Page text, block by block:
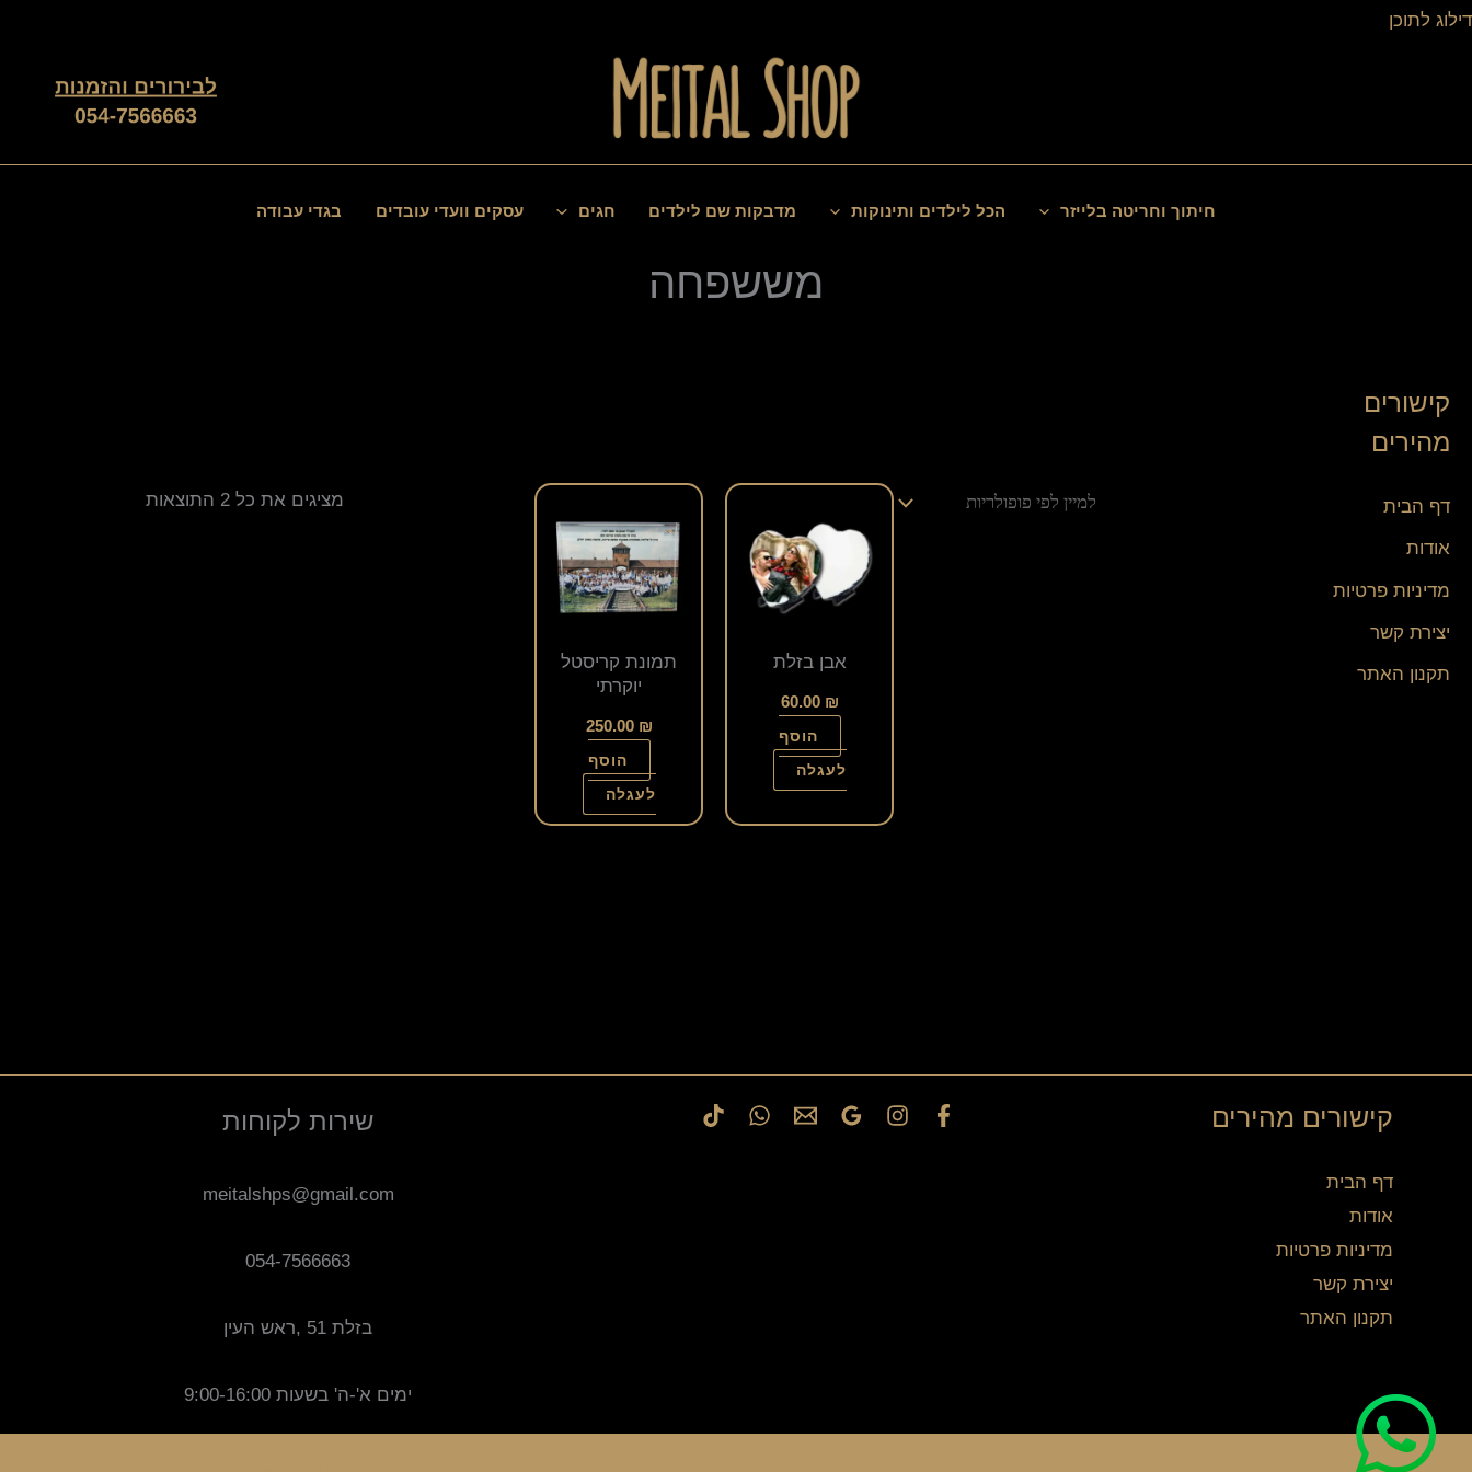
דילוג לתוכן
דילוג
חיתוך וחריטה בלייזר הכל לילדים ותינוקות מדבקות שם לילדים חגים עסקים וועדי עובדים בגדי עבודה
מששפחה
קישורים
מהירים
דף הבית
אודות
מדיניות פרטיות
יצירת קשר
תקנון האתר
מציגים את כל ⁦2⁩ התוצאות
לפי
פופולריות
אבן בזלת
60.00 ₪
הוסף
לעגלה
תמונת קריסטל
יוקרתי
250.00 ₪
הוסף
לעגלה
קישורים מהירים
דף הבית
אודות
מדיניות פרטיות
יצירת קשר
תקנון האתר
שירות לקוחות
meitalshps@gmail.com
054-7566663
בזלת 51 ,ראש העין
ימים א'-ה' בשעות 9:00-16:00